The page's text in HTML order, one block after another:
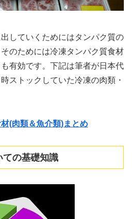
していくためにはタンパク質の
のためには冷凍タンパク質食材
有効です。下記は筆者が日本代
ストックしていた冷凍の肉類・
(肉類＆魚介類)まとめ
ての基礎知識